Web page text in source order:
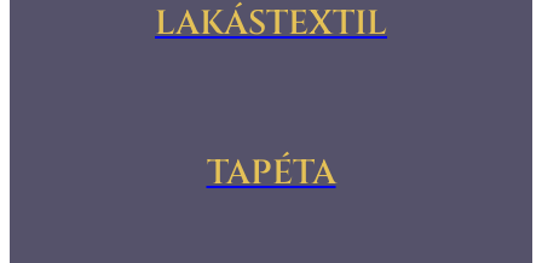
LAKÁSTEXTIL
TAPÉTA